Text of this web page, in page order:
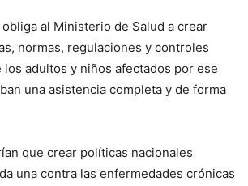
al Ministerio de Salud a crear
normas, regulaciones y controles
los adultos y niños afectados por ese
una asistencia completa y de forma
que crear políticas nacionales
una contra las enfermedades crónicas